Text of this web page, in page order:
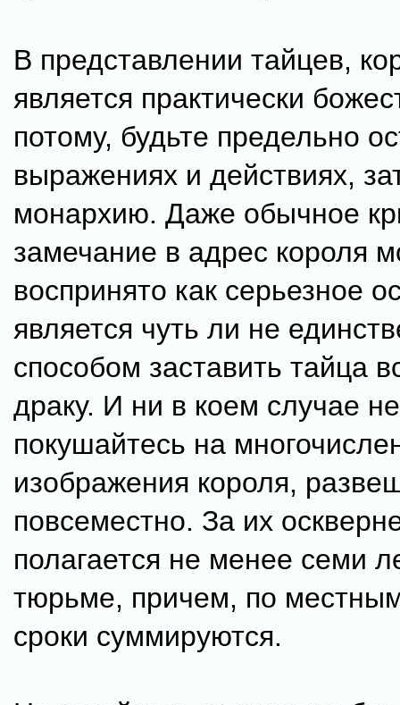
В представлении тайцев,
является практически
потому, будьте предельно
выражениях и действиях,
монархию. Даже обычное
замечание в адрес короля
воспринято как серьезное
является чуть ли не
способом заставить тайца
драку. И ни в коем случае не
покушайтесь на
изображения короля,
повсеместно. За их
полагается не менее семи
тюрьме, причем, по
сроки суммируются.